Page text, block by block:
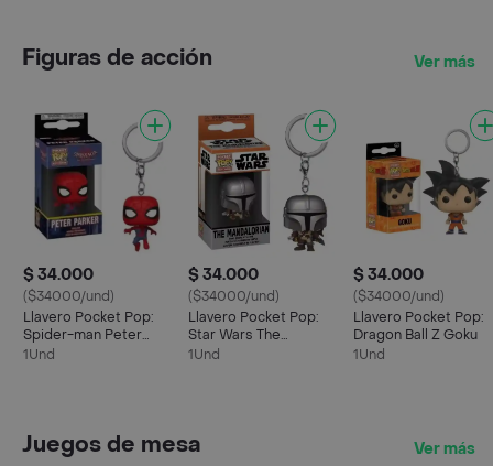
Figuras de acción Ver más
$ 34.000
($34000/und)
Llavero Pocket Pop:
Spider-man Peter
Parker
1Und
$ 34.000
($34000/und)
Llavero Pocket Pop:
Star Wars The
Mandalorian
1Und
$ 34.000
($34000/und)
Llavero Pocket Pop:
Dragon Ball Z Goku
1Und
Juegos de mesa Ver más